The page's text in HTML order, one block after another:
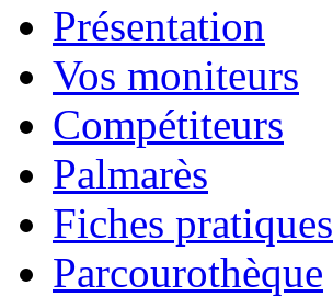
Présentation
Vos moniteurs
Compétiteurs
Palmarès
Fiches pratiques
Parcourothèque